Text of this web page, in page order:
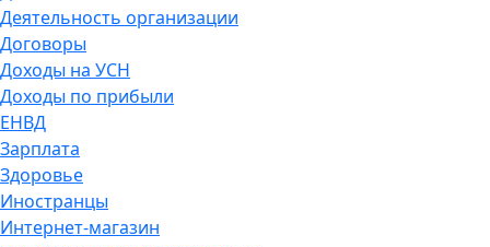
Деятельность организации
Договоры
Доходы на УСН
Доходы по прибыли
ЕНВД
Зарплата
Здоровье
Иностранцы
Интернет-магазин